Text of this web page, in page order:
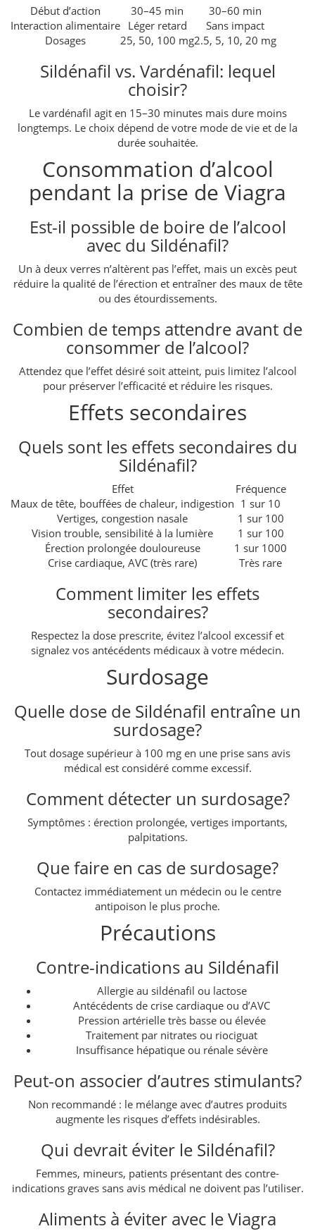
Début d’action
30–45 min
30–60 min
Interaction alimentaire Léger retard
Sans impact
Dosages
25, 50, 100 mg2.5, 5, 10, 20 mg
Sildénafil vs. Vardénafil: lequel
choisir?
Le vardénafil agit en 15–30 minutes mais dure moins
longtemps. Le choix dépend de votre mode de vie et de la
durée souhaitée.
Consommation d’alcool
pendant la prise de Viagra
Est-il possible de boire de l’alcool
avec du Sildénafil?
Un à deux verres n’altèrent pas l’effet, mais un excès peut
réduire la qualité de l’érection et entraîner des maux de tête
ou des étourdissements.
Combien de temps attendre avant de
consommer de l’alcool?
Attendez que l’effet désiré soit atteint, puis limitez l’alcool
pour préserver l’efficacité et réduire les risques.
Effets secondaires
Quels sont les effets secondaires du
Sildénafil?
Effet
Fréquence
Maux de tête, bouffées de chaleur, indigestion 1 sur 10
Vertiges, congestion nasale
1 sur 100
Vision trouble, sensibilité à la lumière
1 sur 100
Érection prolongée douloureuse
1 sur 1000
Crise cardiaque, AVC (très rare)
Très rare
Comment limiter les effets
secondaires?
Respectez la dose prescrite, évitez l’alcool excessif et
signalez vos antécédents médicaux à votre médecin.
Surdosage
Quelle dose de Sildénafil entraîne un
surdosage?
Tout dosage supérieur à 100 mg en une prise sans avis
médical est considéré comme excessif.
Comment détecter un surdosage?
Symptômes : érection prolongée, vertiges importants,
palpitations.
Que faire en cas de surdosage?
Contactez immédiatement un médecin ou le centre
antipoison le plus proche.
Précautions
Contre-indications au Sildénafil
Allergie au sildénafil ou lactose
Antécédents de crise cardiaque ou d’AVC
Pression artérielle très basse ou élevée
Traitement par nitrates ou riociguat
Insuffisance hépatique ou rénale sévère
Peut-on associer d’autres stimulants?
Non recommandé : le mélange avec d’autres produits
augmente les risques d’effets indésirables.
Qui devrait éviter le Sildénafil?
Femmes, mineurs, patients présentant des contre-
indications graves sans avis médical ne doivent pas l’utiliser.
Aliments à éviter avec le Viagra